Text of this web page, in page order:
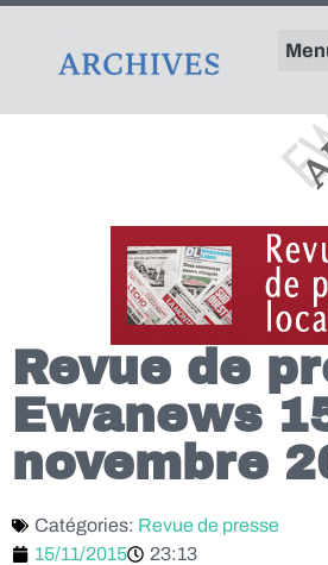
Revue de
Ewanews
novembre
Catégories: Revue de presse
15/11/2015
23:13